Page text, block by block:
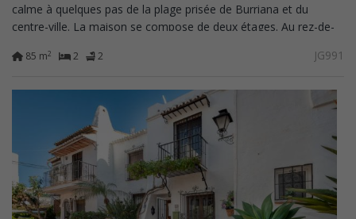
calme à quelques pas de la plage prisée de Burriana et du
centre-ville. La maison se compose de deux étages. Au rez-de-
85 m2 2 2 JG991